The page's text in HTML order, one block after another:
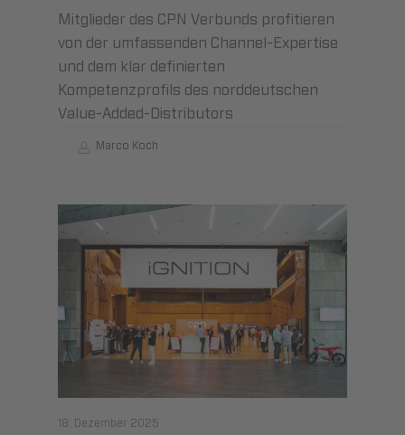
Mitglieder des CPN Verbunds profitieren
von der umfassenden Channel-Expertise
und dem klar definierten
Kompetenzprofils des norddeutschen
Value-Added-Distributors
Marco Koch
18. Dezember 2025